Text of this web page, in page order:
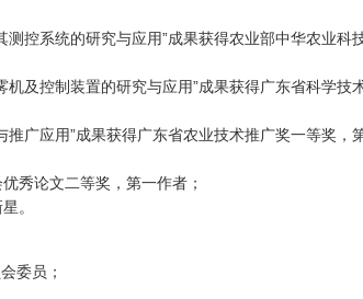
测控系统的研究与应用”成果获得农业部中华农业科
机及控制装置的研究与应用”成果获得广东省科学技
推广应用”成果获得广东省农业技术推广奖一等奖，
秀论文二等奖，第一作者；
。
委员；